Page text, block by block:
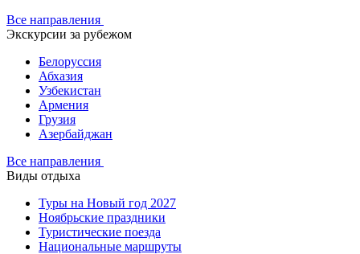
Все направления
Экскурсии за рубежом
Белоруссия
Абхазия
Узбекистан
Армения
Грузия
Азербайджан
Все направления
Виды отдыха
Туры на Новый год 2027
Ноябрьские праздники
Туристические поезда
Национальные маршруты